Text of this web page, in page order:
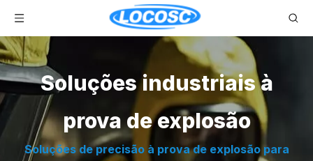
Soluções industriais à
prova de explosão
Soluções de precisão à prova de explosão para